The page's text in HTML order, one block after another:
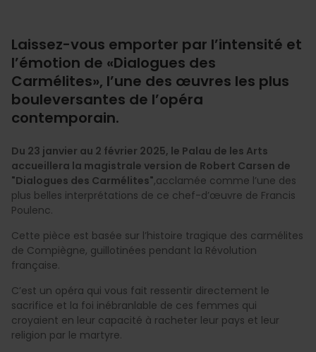
Laissez-vous emporter par l’intensité et
l’émotion de «Dialogues des
Carmélites», l’une des œuvres les plus
bouleversantes de l’opéra
contemporain.
Du 23 janvier au 2 février 2025, le Palau de les Arts
accueillera la magistrale version de Robert Carsen de
"Dialogues des Carmélites",acclamée comme l’une des
plus belles interprétations de ce chef-d’œuvre de Francis
Poulenc.
Cette pièce est basée sur l’histoire tragique des carmélites
de Compiègne, guillotinées pendant la Révolution
française.
C’est un opéra qui vous fait ressentir directement le
sacrifice et la foi inébranlable de ces femmes qui
croyaient en leur capacité à racheter leur pays et leur
religion par le martyre.